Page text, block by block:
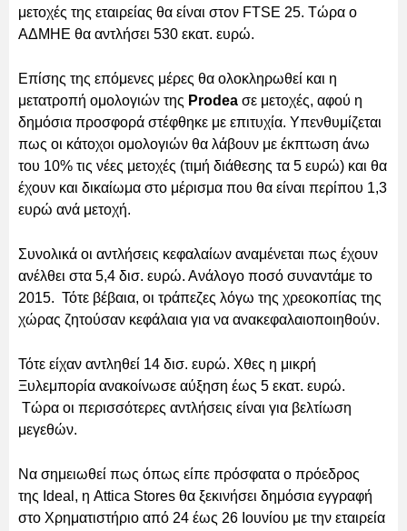
μετοχές της εταιρείας θα είναι στον FTSE 25. Τώρα ο
ΑΔΜΗΕ θα αντλήσει 530 εκατ. ευρώ.
Επίσης της επόμενες μέρες θα ολοκληρωθεί και η
μετατροπή ομολογιών της Prodea σε μετοχές, αφού η
δημόσια προσφορά στέφθηκε με επιτυχία. Υπενθυμίζεται
πως οι κάτοχοι ομολογιών θα λάβουν με έκπτωση άνω
του 10% τις νέες μετοχές (τιμή διάθεσης τα 5 ευρώ) και θα
έχουν και δικαίωμα στο μέρισμα που θα είναι περίπου 1,3
ευρώ ανά μετοχή.
Συνολικά οι αντλήσεις κεφαλαίων αναμένεται πως έχουν
ανέλθει στα 5,4 δισ. ευρώ. Ανάλογο ποσό συναντάμε το
2015. Τότε βέβαια, οι τράπεζες λόγω της χρεοκοπίας της
χώρας ζητούσαν κεφάλαια για να ανακεφαλαιοποιηθούν.
Τότε είχαν αντληθεί 14 δισ. ευρώ. Χθες η μικρή
Ξυλεμπορία ανακοίνωσε αύξηση έως 5 εκατ. ευρώ.
Τώρα οι περισσότερες αντλήσεις είναι για βελτίωση
μεγεθών.
Να σημειωθεί πως όπως είπε πρόσφατα ο πρόεδρος
της Ideal, η Attica Stores θα ξεκινήσει δημόσια εγγραφή
στο Χρηματιστήριο από 24 έως 26 Ιουνίου με την εταιρεία